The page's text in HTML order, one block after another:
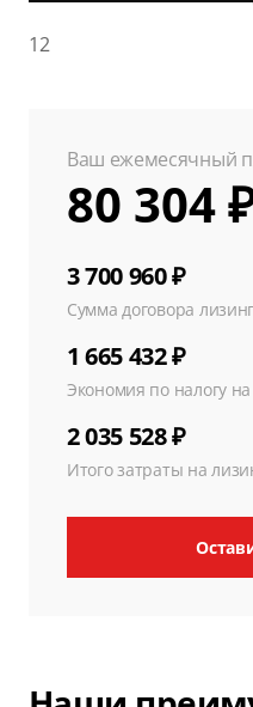
12
Ваш ежемесячный
80 304
3 700 960 ₽
Сумма договора
1 665 432 ₽
Экономия по налогу
2 035 528 ₽
Итого затраты на